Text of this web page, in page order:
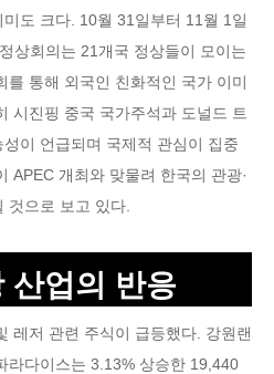
도 크다. 10월 31일부터 11월 1일
상회의는 21개국 정상들이 모이는
를 통해 외국인 친화적인 국가 이미
시진핑 중국 국가주석과 도널드 트
이 언급되며 국제적 관심이 집중
APEC 개최와 맞물려 한국의 관광·
것으로 보고 있다.
산업의 반응
레저 관련 주식이 급등했다. 강원랜
라다이스는 3.13% 상승한 19,440